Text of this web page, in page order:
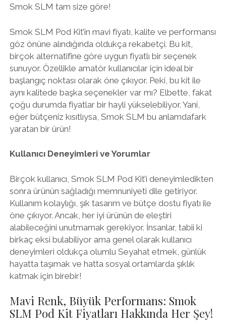
Smok SLM tam size göre!
Smok SLM Pod Kit’in mavi fiyatı, kalite ve performansı
göz önüne alındığında oldukça rekabetçi. Bu kit,
birçok alternatifine göre uygun fiyatlı bir seçenek
sunuyor. Özellikle amatör kullanıcılar için ideal bir
başlangıç noktası olarak öne çıkıyor. Peki, bu kit ile
aynı kalitede başka seçenekler var mı? Elbette, fakat
çoğu durumda fiyatlar bir hayli yükselebiliyor. Yani,
eğer bütçeniz kısıtlıysa, Smok SLM bu anlamdafark
yaratan bir ürün!
Kullanıcı Deneyimleri ve Yorumlar
Birçok kullanıcı, Smok SLM Pod Kit’i deneyimledikten
sonra ürünün sağladığı memnuniyeti dile getiriyor.
Kullanım kolaylığı, şık tasarım ve bütçe dostu fiyatı ile
öne çıkıyor. Ancak, her iyi ürünün de eleştiri
alabileceğini unutmamak gerekiyor. İnsanlar, tabii ki
birkaç eksi bulabiliyor ama genel olarak kullanıcı
deneyimleri oldukça olumlu Seyahat etmek, günlük
hayatta taşımak ve hatta sosyal ortamlarda şıklık
katmak için birebir!
Mavi Renk, Büyük Performans: Smok
SLM Pod Kit Fiyatları Hakkında Her Şey!